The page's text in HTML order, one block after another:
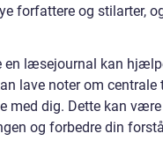
forfattere og stilarter,
læsejournal kan
lave noter om centrale
med dig. Dette kan
og forbedre din